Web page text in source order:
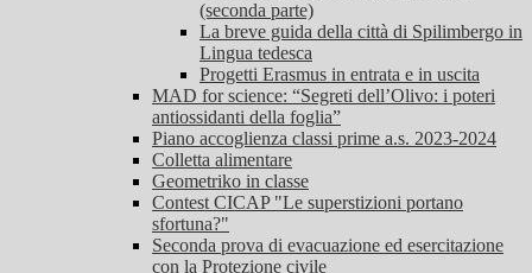
(seconda parte)
La breve guida della città di Spilimbergo in
Lingua tedesca
Progetti Erasmus in entrata e in uscita
MAD for science: “Segreti dell’Olivo: i poteri
antiossidanti della foglia”
Piano accoglienza classi prime a.s. 2023-2024
Colletta alimentare
Geometriko in classe
Contest CICAP "Le superstizioni portano
sfortuna?"
Seconda prova di evacuazione ed esercitazione
con la Protezione civile